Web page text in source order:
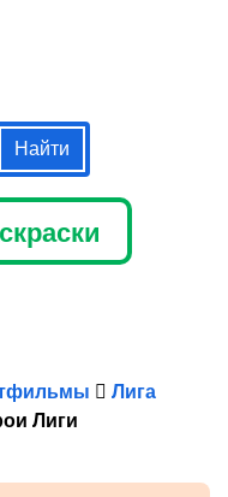
Лига
Лиги